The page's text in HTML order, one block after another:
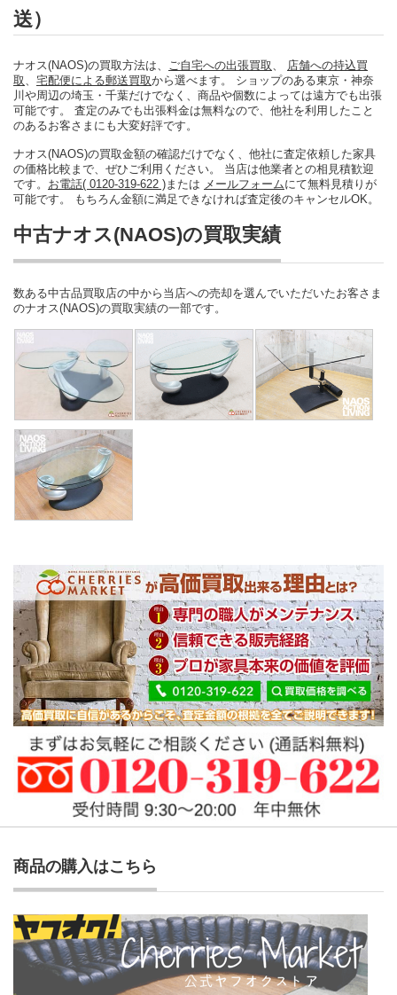
送）
ナオス(NAOS)の買取方法は、 ご自宅への出張買取
店舗への持込買
取
宅配便による郵送買取から選べます。 ショップのある東京・神奈
川や周辺の埼玉・千葉だけでなく、商品や個数によっては遠方でも出張
可能です。 査定のみでも出張料金は無料なので、他社を利用したこと
のあるお客さまにも大変好評です。
ナオス(NAOS)の買取金額の確認だけでなく、他社に査定依頼した家具
の価格比較まで、ぜひご利用ください。 当店は他業者との相見積歓迎
です。 お電話( 0120-319-622 ) または メールフォームにて無料見積りが
可能です。 もちろん金額に満足できなければ査定後のキャンセルOK。
中古ナオス(NAOS)の買取実績
数ある中古品買取店の中から当店への売却を選んでいただいたお客さま
のナオス(NAOS)の買取実績の一部です。
商品の購入はこちら